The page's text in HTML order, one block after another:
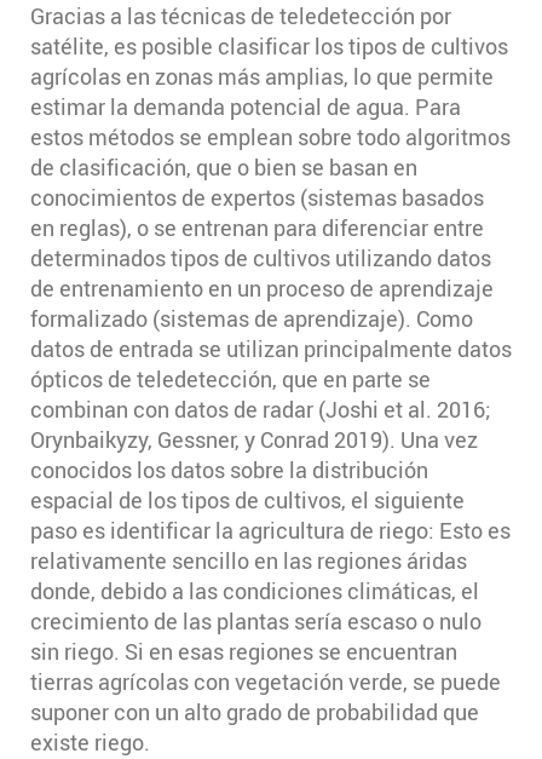
Gracias a las técnicas de teledetección por
satélite, es posible clasificar los tipos de cultivos
agrícolas en zonas más amplias, lo que permite
estimar la demanda potencial de agua. Para
estos métodos se emplean sobre todo algoritmos
de clasificación, que o bien se basan en
conocimientos de expertos (sistemas basados
en reglas), o se entrenan para diferenciar entre
determinados tipos de cultivos utilizando datos
de entrenamiento en un proceso de aprendizaje
formalizado (sistemas de aprendizaje). Como
datos de entrada se utilizan principalmente datos
ópticos de teledetección, que en parte se
combinan con datos de radar (Joshi et al. 2016;
Orynbaikyzy, Gessner, y Conrad 2019). Una vez
conocidos los datos sobre la distribución
espacial de los tipos de cultivos, el siguiente
paso es identificar la agricultura de riego: Esto es
relativamente sencillo en las regiones áridas
donde, debido a las condiciones climáticas, el
crecimiento de las plantas sería escaso o nulo
sin riego. Si en esas regiones se encuentran
tierras agrícolas con vegetación verde, se puede
suponer con un alto grado de probabilidad que
existe riego.